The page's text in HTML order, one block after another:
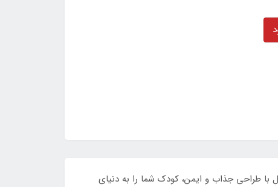
با طراحی جذاب و ایمن، کودک شما را به دنیای